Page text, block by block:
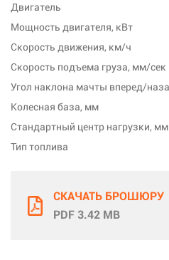
Двигатель
Мощность двигателя, кВт
Скорость движения, км/ч
Скорость подъема груза, мм/сек
Колесная база, мм
Стандартный центр нагрузки, мм
Тип топлива
СКАЧАТЬ БРОШЮРУ
PDF 3.42 MB